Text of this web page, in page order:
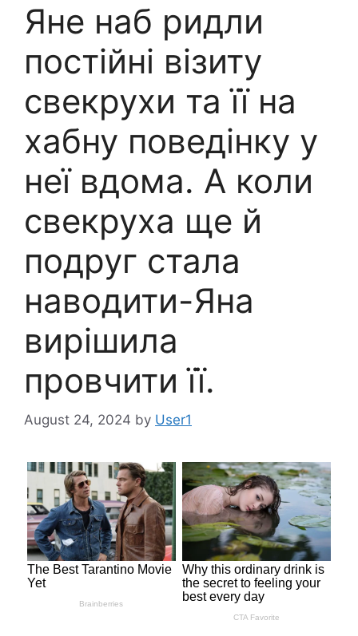
Яне наб ридли
постійні візиту
свекрухи та її на
хабну поведінку у
неї вдома. А коли
свекруха ще й
подруг стала
наводити-Яна
вирішила
провчити її.
August 24, 2024 by User1